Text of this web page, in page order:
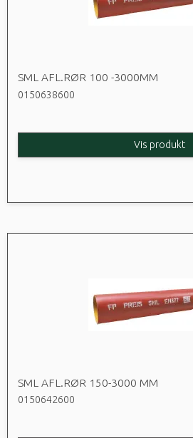
SML AFL.RØR 100 -3000MM
0150638600
Vis produkt
SML AFL.RØR 150-3000 MM
0150642600